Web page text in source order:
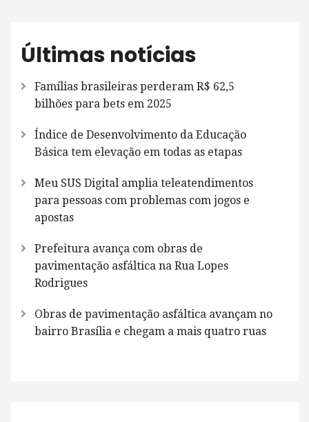
Últimas notícias
Famílias brasileiras perderam R$ 62,5
bilhões para bets em 2025
Índice de Desenvolvimento da Educação
Básica tem elevação em todas as etapas
Meu SUS Digital amplia teleatendimentos
para pessoas com problemas com jogos e
apostas
Prefeitura avança com obras de
pavimentação asfáltica na Rua Lopes
Rodrigues
Obras de pavimentação asfáltica avançam no
bairro Brasília e chegam a mais quatro ruas